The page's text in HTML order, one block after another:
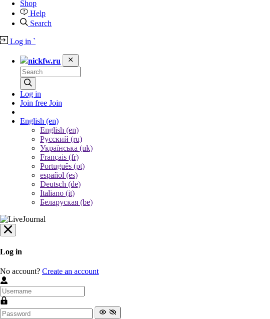
Shop
Help
Search
Log in `
nickfw.ru
Log in
Join free Join
English (en)
English (en)
Русский (ru)
Українська (uk)
Français (fr)
Português (pt)
español (es)
Deutsch (de)
Italiano (it)
Беларуская (be)
Log in
No account? Create an account